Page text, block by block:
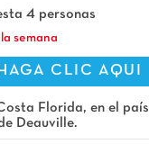
4 personas
la semana
HAGA CLIC AQUI
Florida, en el
Deauville.